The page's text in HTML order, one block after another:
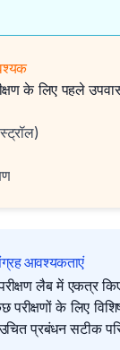
के लिए पहले
आवश्यकताएं
लैब में एकत्र
के लिए
प्रबंधन सटीक